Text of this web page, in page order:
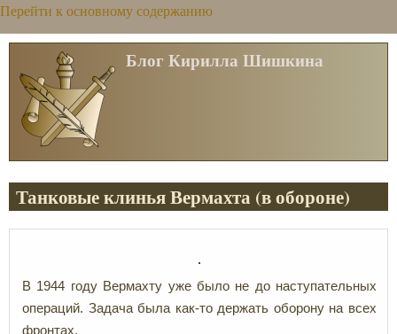
Перейти к основному содержанию
Блог Кирилла Шишкина
Танковые клинья Вермахта (в обороне)
В 1944 году Вермахту уже было не до наступательных
операций. Задача была как-то держать оборону на всех
фронтах.